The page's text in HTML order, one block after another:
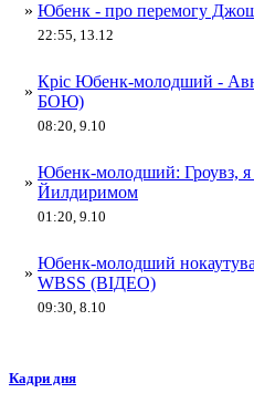
» Юбенк - про перемогу
22:55, 13.12
»
Кріс Юбенк-молодший -
БОЮ)
08:20, 9.10
»
Юбенк-молодший: Гроувз, я
Йилдиримом
01:20, 9.10
»
Юбенк-молодший
WBSS (ВІДЕО)
09:30, 8.10
Кадри дня